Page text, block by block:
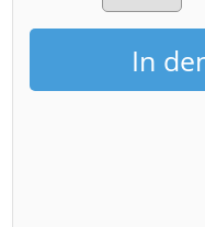
zur
Blauen
Stunde
Menge
In